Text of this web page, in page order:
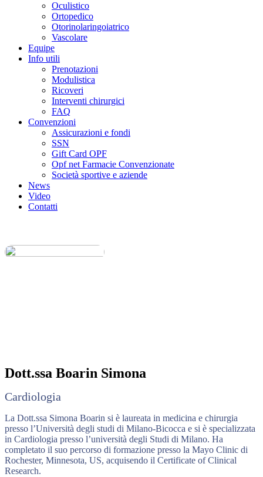
Oculistico
Ortopedico
Otorinolaringoiatrico
Vascolare
Equipe
Info utili
Prenotazioni
Modulistica
Ricoveri
Interventi chirurgici
FAQ
Convenzioni
Assicurazioni e fondi
SSN
Gift Card OPF
Opf net Farmacie Convenzionate
Società sportive e aziende
News
Video
Contatti
Dott.ssa Boarin Simona
Cardiologia
La Dott.ssa Simona Boarin si è laureata in medicina e chirurgia
presso l’Università degli studi di Milano-Bicocca e si è specializzata
in Cardiologia presso l’università degli Studi di Milano. Ha
completato il suo percorso di formazione presso la Mayo Clinic di
Rochester, Minnesota, US, acquisendo il Certificate of Clinical
Research.